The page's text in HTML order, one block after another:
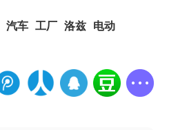
汽车 工厂 洛兹
电动